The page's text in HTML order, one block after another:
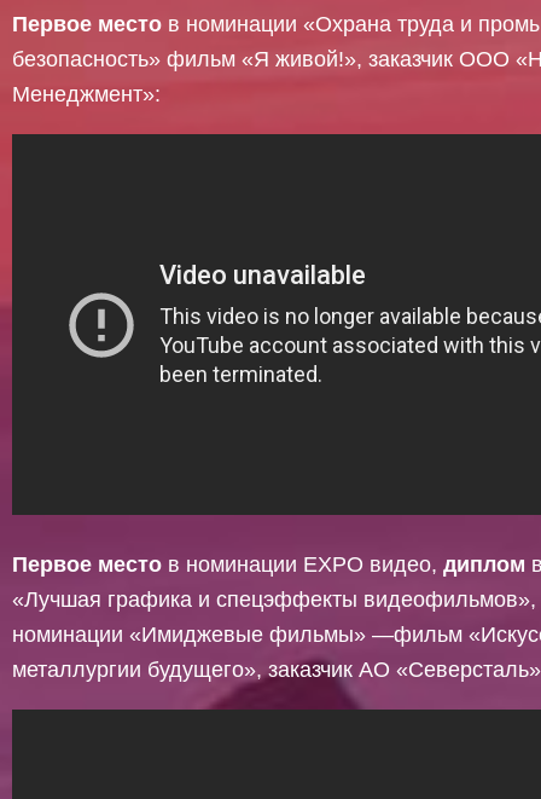
Первое место в номинации «Охрана труда и
безопасность» фильм «Я живой!», заказчик ООО
Менеджмент»:
Первое место в номинации EХPO видео, диплом
«Лучшая графика и спецэффекты видеофильмов»,
номинации «Имиджевые фильмы» —фильм
металлургии будущего», заказчик АО